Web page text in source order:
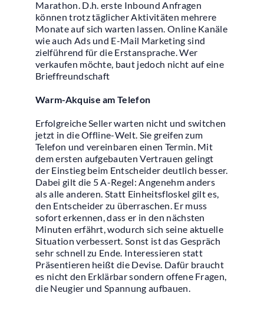
Marathon. D.h. erste Inbound Anfragen
können trotz täglicher Aktivitäten mehrere
Monate auf sich warten lassen. Online Kanäle
wie auch Ads und E-Mail Marketing sind
zielführend für die Erstansprache. Wer
verkaufen möchte, baut jedoch nicht auf eine
Brieffreundschaft
Warm-Akquise am Telefon
Erfolgreiche Seller warten nicht und switchen
jetzt in die Offline-Welt. Sie greifen zum
Telefon und vereinbaren einen Termin. Mit
dem ersten aufgebauten Vertrauen gelingt
der Einstieg beim Entscheider deutlich besser.
Dabei gilt die 5 A-Regel: Angenehm anders
als alle anderen. Statt Einheitsfloskel gilt es,
den Entscheider zu überraschen. Er muss
sofort erkennen, dass er in den nächsten
Minuten erfährt, wodurch sich seine aktuelle
Situation verbessert. Sonst ist das Gespräch
sehr schnell zu Ende. Interessieren statt
Präsentieren heißt die Devise. Dafür braucht
es nicht den Erklärbar sondern offene Fragen,
die Neugier und Spannung aufbauen.